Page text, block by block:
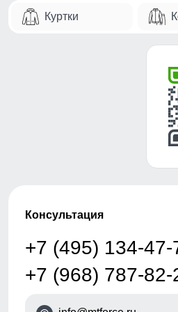
Куртки
Консультация
+7 (495) 134-47-
+7 (968) 787-82-